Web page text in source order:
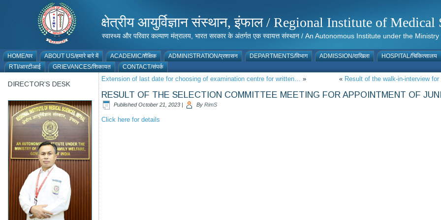
क्षेत्रीय आयुर्विज्ञान संस्थान, इंफाल / Regional Institute of
स्वास्थ्य और परिवार कल्याण मंत्रालय, भारत सरकार के अंतर्गत एक स्वायत्त संस्थान / An Autonomous Institute under the
HOME/घर ABOUT US/हमारे बारे में ACADEMIC/शैक्षिक ADMINISTRATION/प्रशासन DEPARTMENTS/विभाग ADMISSION/दाखिला
HOSPITAL/चिकित्सालय
RTI/आरटीआई
GRIEVANCES/शिकायत CONTACT/संपर्क
DIRECTOR’S DESK
Extension of last date for choosing of examination centre for written… » « Result of the walk-in-interview
RESULT OF THE SELECTION COMMITTEE MEETING FOR APPOINTMENT OF
Published October 21, 2023 | By RimS
Click here for details